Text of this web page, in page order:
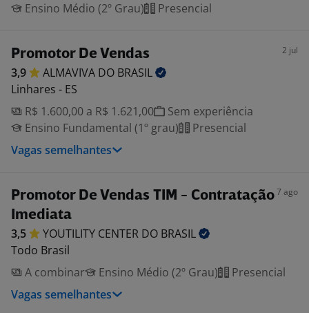
Ensino Médio (2º Grau)
Presencial
Promotor De Vendas 2 jul
3,9 ALMAVIVA DO BRASIL
Linhares - ES
R$ 1.600,00 a R$ 1.621,00
Sem experiência
Ensino Fundamental (1º grau)
Presencial
Vagas semelhantes
Promotor De Vendas TIM - Contratação
Imediata
7 ago
3,5 YOUTILITY CENTER DO BRASIL
Todo Brasil
A combinar
Ensino Médio (2º Grau)
Presencial
Vagas semelhantes